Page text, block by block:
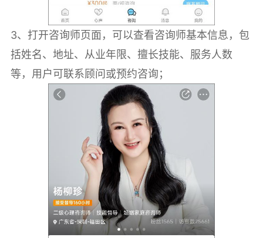
3、打开咨询师页面，可以查看咨询师基本信息，包
括姓名、地址、从业年限、擅长技能、服务人数
等，用户可联系顾问或预约咨询；